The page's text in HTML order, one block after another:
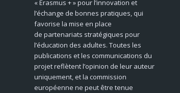
« Erasmus + » pour l’innovation et
l’échange de bonnes pratiques, qui
favorise la mise en place
de partenariats stratégiques pour
l’éducation des adultes. Toutes les
publications et les communications du
projet reflètent l’opinion de leur auteur
uniquement, et la commission
européenne ne peut être tenue